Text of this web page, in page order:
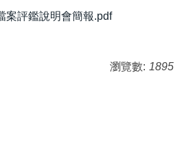
案評鑑說明會簡報.pdf
瀏覽數: 1895